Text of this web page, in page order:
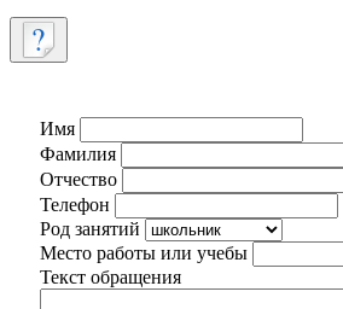
Имя
Фамилия
Отчество
Телефон
Род занятий
Место работы или учебы
Текст обращения